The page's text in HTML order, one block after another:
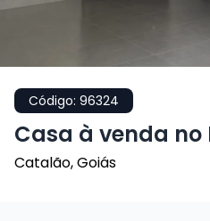
Código: 96324
Casa à venda no
Catalão,Goiás